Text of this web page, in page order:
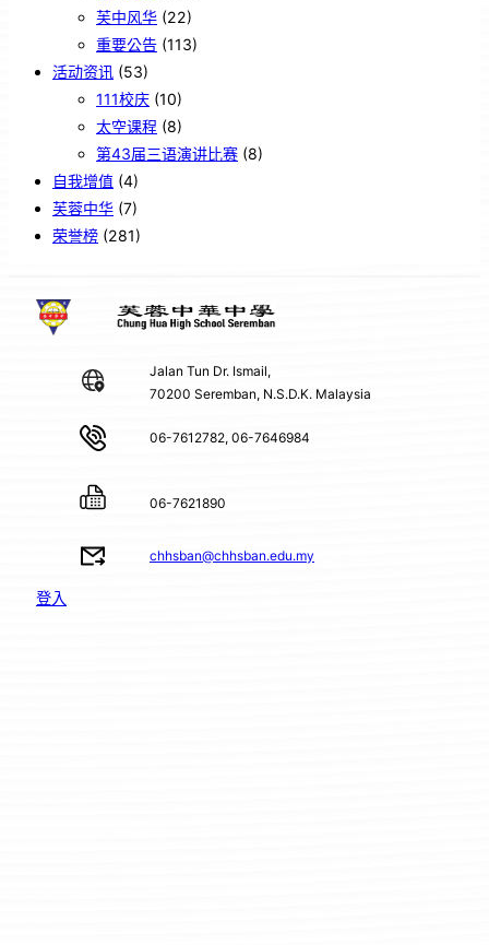
芙中风华 (22)
重要公告 (113)
活动资讯 (53)
111校庆 (10)
太空课程 (8)
第43届三语演讲比赛 (8)
自我增值 (4)
芙蓉中华 (7)
荣誉榜 (281)
Jalan Tun Dr. Ismail,
70200 Seremban, N.S.D.K. Malaysia
06-7612782, 06-7646984
06-7621890
chhsban@chhsban.edu.my
登入